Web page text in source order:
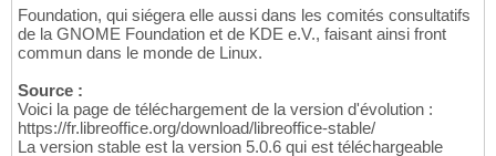
Foundation, qui siégera elle aussi dans les comités consultatifs
de la GNOME Foundation et de KDE e.V., faisant ainsi front
commun dans le monde de Linux.
Source :
Voici la page de téléchargement de la version d'évolution :
https://fr.libreoffice.org/download/libreoffice-stable/
La version stable est la version 5.0.6 qui est téléchargeable